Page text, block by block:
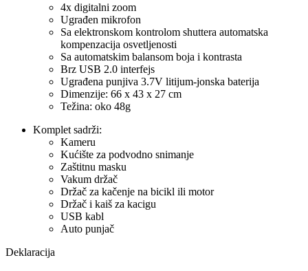
4x digitalni zoom
Ugrađen mikrofon
Sa elektronskom kontrolom shuttera automatska
kompenzacija osvetljenosti
Sa automatskim balansom boja i kontrasta
Brz USB 2.0 interfejs
Ugrađena punjiva 3.7V litijum-jonska baterija
Dimenzije: 66 x 43 x 27 cm
Težina: oko 48g
Komplet sadrži:
Kameru
Kućište za podvodno snimanje
Zaštitnu masku
Vakum držač
Držač za kačenje na bicikl ili motor
Držač i kaiš za kacigu
USB kabl
Auto punjač
Deklaracija